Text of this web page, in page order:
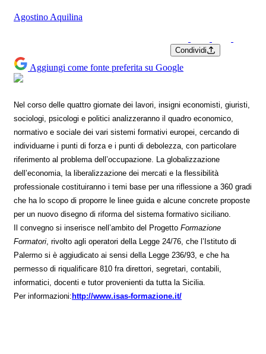
Agostino Aquilina
Condividi
Aggiungi come fonte preferita su Google
Nel corso delle quattro giornate dei lavori, insigni economisti, giuristi,
sociologi, psicologi e politici analizzeranno il quadro economico,
normativo e sociale dei vari sistemi formativi europei, cercando di
individuarne i punti di forza e i punti di debolezza, con particolare
riferimento al problema dell’occupazione. La globalizzazione
dell’economia, la liberalizzazione dei mercati e la flessibilità
professionale costituiranno i temi base per una riflessione a 360 gradi
che ha lo scopo di proporre le linee guida e alcune concrete proposte
per un nuovo disegno di riforma del sistema formativo siciliano.
Il convegno si inserisce nell’ambito del Progetto Formazione
Formatori , rivolto agli operatori della Legge 24/76, che l’Istituto di
Palermo si è aggiudicato ai sensi della Legge 236/93, e che ha
permesso di riqualificare 810 fra direttori, segretari, contabili,
informatici, docenti e tutor provenienti da tutta la Sicilia.
Per informazioni: http://www.isas-formazione.it/